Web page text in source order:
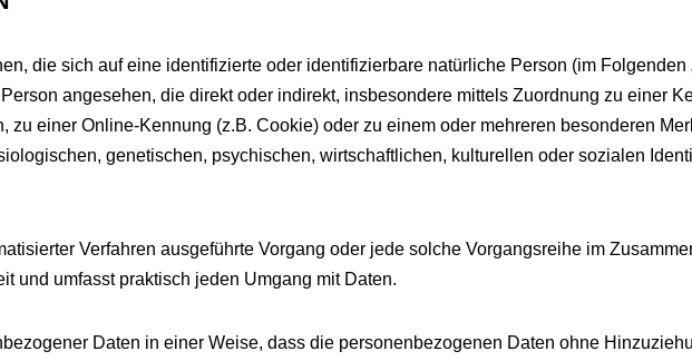
die sich auf eine identifizierte oder identifizierbare natürliche Person (im Folgenden
angesehen, die direkt oder indirekt, insbesondere mittels Zuordnung zu einer
zu einer Online-Kennung (z.B. Cookie) oder zu einem oder mehreren besonderen
genetischen, psychischen, wirtschaftlichen, kulturellen oder sozialen
Verfahren ausgeführte Vorgang oder jede solche Vorgangsreihe im
und umfasst praktisch jeden Umgang mit Daten.
Daten in einer Weise, dass die personenbezogenen Daten ohne